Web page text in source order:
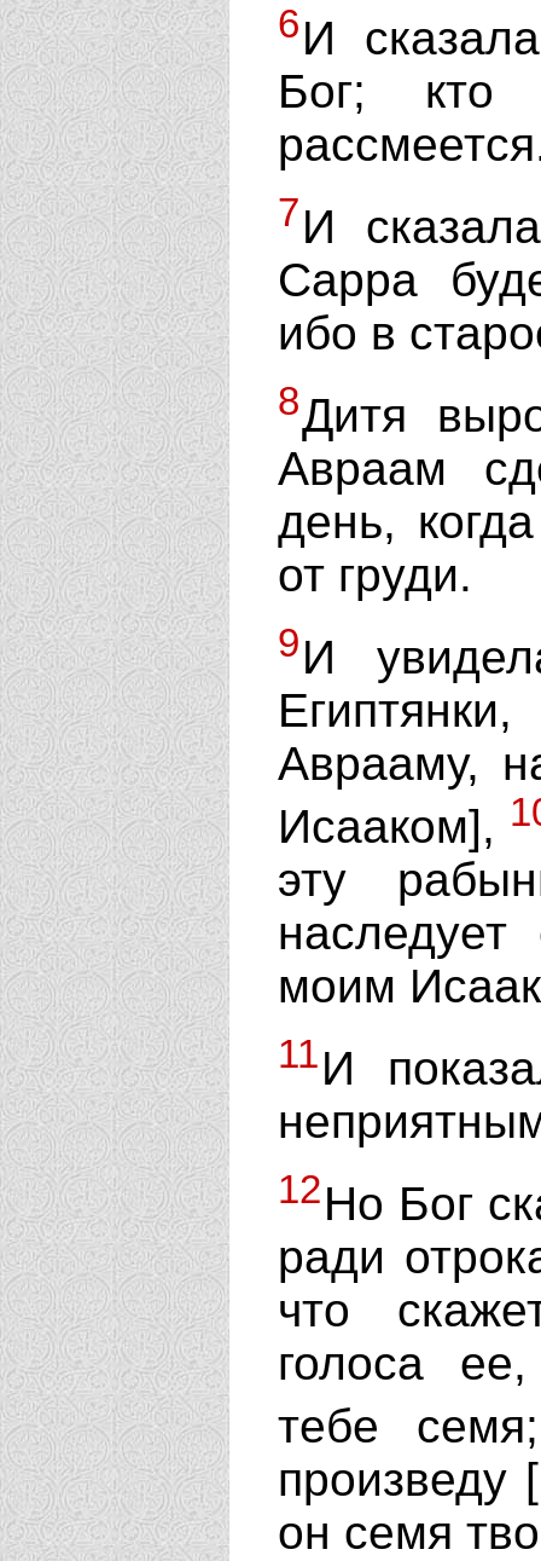
6И
Бог;
7И
Сарра
ибо в
8Дитя
Авраам
день,
от груди.
9И
Аврааму,
Исааком],
эту
моим
11И
12Но Бог
ради
что
голоса
тебе
произведу
он семя